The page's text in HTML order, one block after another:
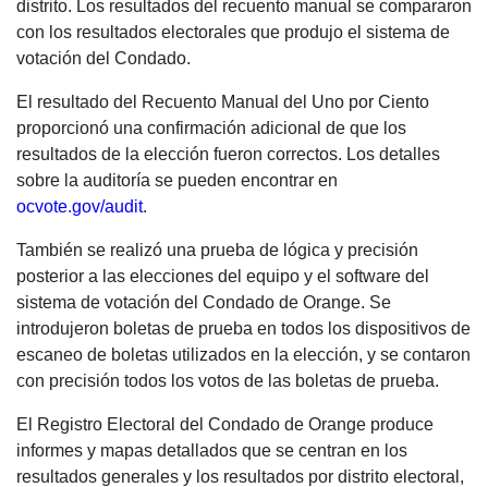
distrito. Los resultados del recuento manual se compararon
con los resultados electorales que produjo el sistema de
votación del Condado.
El resultado del Recuento Manual del Uno por Ciento
proporcionó una confirmación adicional de que los
resultados de la elección fueron correctos. Los detalles
sobre la auditoría se pueden encontrar en
ocvote.gov/audit.
También se realizó una prueba de lógica y precisión
posterior a las elecciones del equipo y el software del
sistema de votación del Condado de Orange. Se
introdujeron boletas de prueba en todos los dispositivos de
escaneo de boletas utilizados en la elección, y se contaron
con precisión todos los votos de las boletas de prueba.
El Registro Electoral del Condado de Orange produce
informes y mapas detallados que se centran en los
resultados generales y los resultados por distrito electoral,